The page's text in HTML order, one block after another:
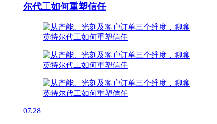
尔代工如何重塑信任
07.28